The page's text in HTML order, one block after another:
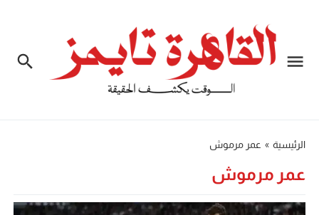
الرئيسية » عمر مرموش
عمر مرموش